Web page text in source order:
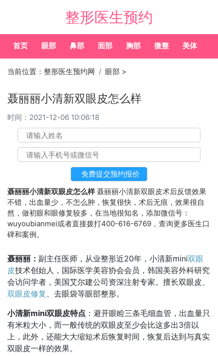
整形医生预约
首页 眼部 鼻部 面部 胸部 微整 美体
当前位置： 整形医生预约网 眼部 >
聂丽丽小清新双眼皮怎么样
时间： 2021-12-06 10:06:18
聂丽丽小清新双眼皮怎么样 聂丽丽小清新双眼皮术后反馈效果
不错，出血量少，不怎么肿，恢复很快，术后无痕，效果很自
然，做初眼和眼修复较多，在当地很知名，添加微信号：
wuyoubianmei或者直接拨打400-616-6769，查询更多医生口
碑和案例。
聂丽丽： 副主任医师，从业整形近20年，小清新mini双眼
皮技术创始人，国际医学美容协会会员，韩国美容外科研究
会访问学者，美国艾尔建公司资深注射专家。擅长双眼皮、
双眼皮修复 、去眼袋等眼部整形。
小清新mini双眼皮特点 ：避开眼睑三条毛细血管，出血量只
有米粒大小，而一般传统的双眼皮至少会比这多出3倍以
上，此外，还能大大缩短术后恢复时间，恢复后达到与真实
双眼皮一样的效果。